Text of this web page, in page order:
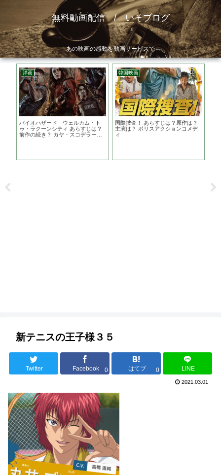
無料動画配信 / いそブログ
あの映画の感動を動画サービスで
洋画
バイオハザード ウェルカム・ト
ゥ・ラクーンシティ あらすじは？
前作の続き？ カヤ・スコデラーリ
韓国映画
国際捜査！ あらすじは？原作は？
主演は？ ポリスアクションコメデ
ィ
新テニスの王子様３５
Twitter Facebook 0 はてブ 0 LINE
2021.03.01